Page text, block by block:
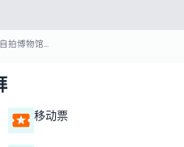
3D世界自拍博物馆迪拜
移动票